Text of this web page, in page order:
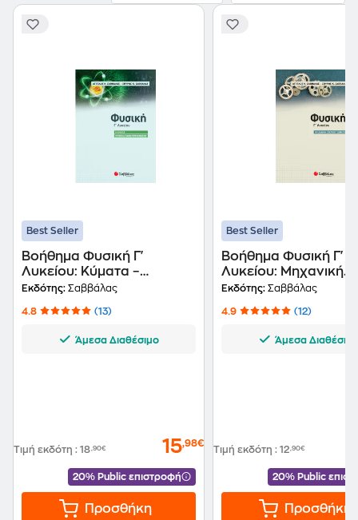
Best Seller
Βοήθημα Φυσική Γ'
Λυκείου: Κύματα –
Στοιχεία κβαντομηχανικής
Εκδότης: Σαββάλας
4.8 (13)
Άμεσα Διαθέσιμο
Τιμή εκδότη : 18,90€ 15,98€
20% Public επιστροφή
Προσθήκη
Best Seller
Βοήθημα Φυσική Γ'
Λυκείου: Μηχανική
στερεού σώματος
Εκδότης: Σαββάλας
4.9 (12)
Άμεσα Διαθέσιμο
Τιμή εκδότη : 12,90€
20% Public
Προσθήκη